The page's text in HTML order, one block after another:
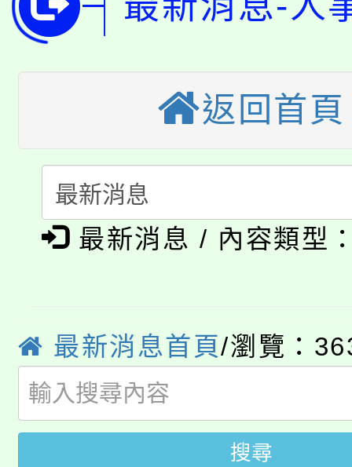
開!
115年桃園市運動會8/
田徑場及游泳池舉行。
桃園市低收入戶享有免
視費優惠，中低收入戶
半價優惠，詳情可洽有
者。
大園自造教育及科技
份教師增能研習
大溪自造教育及科技中
份教師研習
淨零綠生活教案入校路
會
公告本校115學年度第
徵才活動。
YOUNG桃局內行報名
局官網。
8月14至27日，桃園電
開!
115年桃園市運動會8/
桃園市低收入戶享有免
返回首頁
最新消息 / 內容類型
最新消息首頁/瀏覽：
搜尋